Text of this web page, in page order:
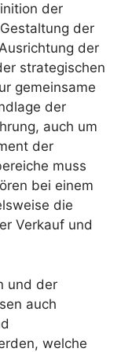
der
der
der
strategischen
gemeinsame
der
auch um
der
muss
bei einem
die
Verkauf und
und der
auch
welche